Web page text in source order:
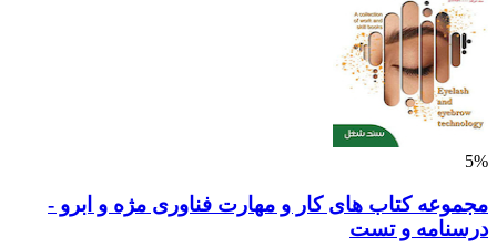
5%
مجموعه کتاب های کار و مهارت فناوری مژه و ابرو -
درسنامه و تست